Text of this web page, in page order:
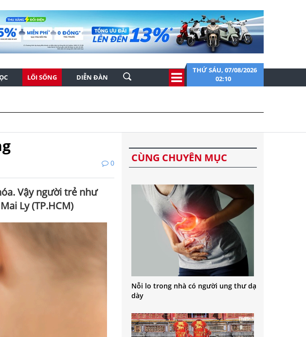
LỐI SỐNG DIỄN ĐÀN
THỨ SÁU, 07/08/2026
02:10
0
Vậy người trẻ như
Ly (TP.HCM)
CÙNG CHUYÊN MỤC
Nỗi lo trong nhà có người ung thư dạ
dày